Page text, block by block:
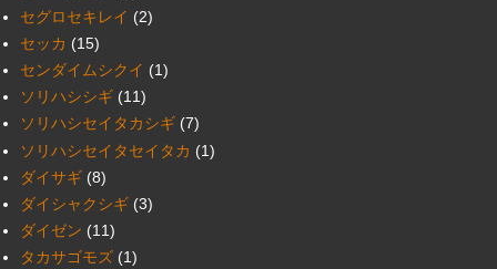
セグロセキレイ (2)
セッカ (15)
センダイムシクイ (1)
ソリハシシギ (11)
ソリハシセイタカシギ (7)
ソリハシセイタセイタカ (1)
ダイサギ (8)
ダイシャクシギ (3)
ダイゼン (11)
タカサゴモズ (1)